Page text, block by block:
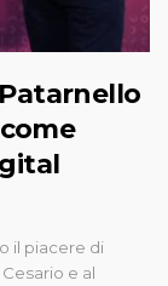
il piacere di
e al